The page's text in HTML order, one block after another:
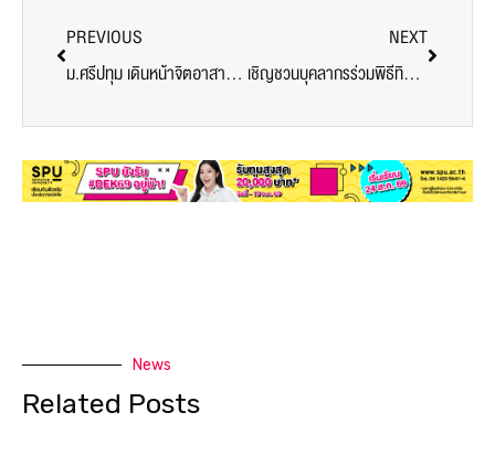
PREVIOUS
ม.ศรีปทุม เดินหน้าจิตอาสา ทำความดีตามรอยเท้าพ่อ โครงการครอบครัวพอเพียงสู่สถานศึกษาและชุมชน
NEXT
เชิญชวนบุคลากรร่วมพิธีทิศาบูชาเทพเทวามหาวิทยาลัยศรีปทุม วันคล้ายวันสถาปนา ครบรอบ 50 ปี
News
Related Posts